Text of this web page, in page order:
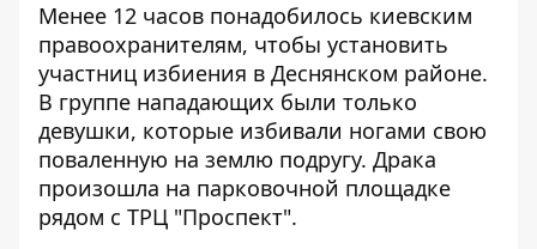
Менее 12 часов понадобилось киевским
правоохранителям, чтобы установить
участниц избиения в Деснянском районе.
В группе нападающих были только
девушки, которые избивали ногами свою
поваленную на землю подругу. Драка
произошла на парковочной площадке
рядом с ТРЦ "Проспект".